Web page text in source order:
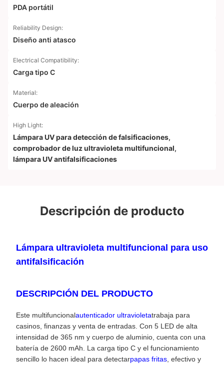
PDA portátil
Reliability Design:
Diseño anti atasco
Electrical Compatibility:
Carga tipo C
Material:
Cuerpo de aleación
High Light:
Lámpara UV para detección de falsificaciones,
comprobador de luz ultravioleta multifuncional,
lámpara UV antifalsificaciones
Descripción de producto
Lámpara ultravioleta multifuncional para uso
antifalsificación
DESCRIPCIÓN DEL PRODUCTO
Este multifuncionalautenticador ultravioletatrabaja para
casinos, finanzas y venta de entradas. Con 5 LED de alta
intensidad de 365 nm y cuerpo de aluminio, cuenta con una
batería de 2600 mAh. La carga tipo C y el funcionamiento
sencillo lo hacen ideal para detectarpapas fritas , efectivo y